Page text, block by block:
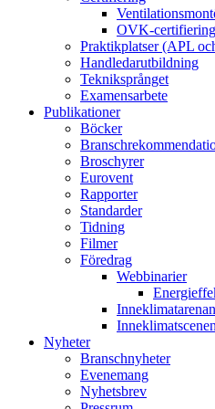
OVK-certifiering
Praktikplatser (APL
Handledarutbildning
Tekniksprånget
Examensarbete
Publikationer
Böcker
Broschyrer
Eurovent
Rapporter
Standarder
Tidning
Filmer
Föredrag
Webbinarier
Nyheter
Branschnyheter
Evenemang
Nyhetsbrev